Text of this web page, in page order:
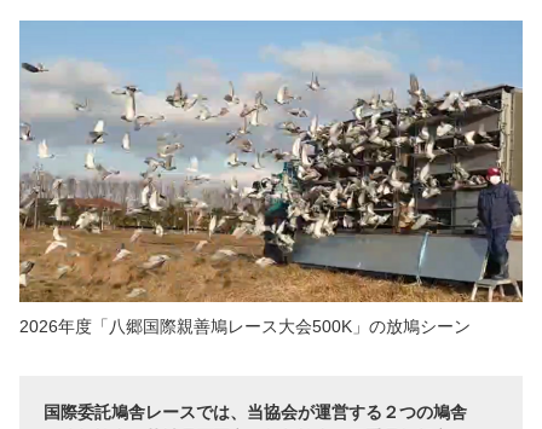
2026年度「八郷国際親善鳩レース大会500K」の放鳩シーン
国際委託鳩舎レースでは、当協会が運営する２つの鳩舎